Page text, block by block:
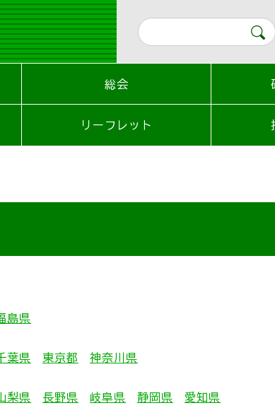
総会
リーフレット
島県
葉県 東京都 神奈川県
梨県 長野県 岐阜県 静岡県 愛知県